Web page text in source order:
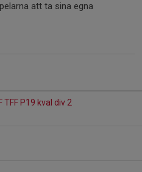
att ta sina egna
P19 kval div 2